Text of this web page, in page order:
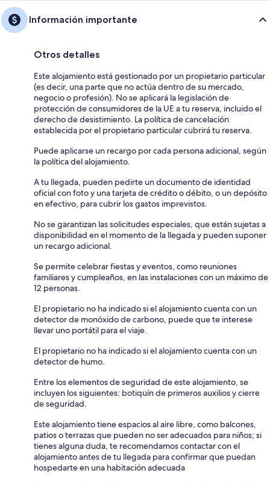
Información importante
Otros detalles
Este alojamiento está gestionado por un propietario particular
(es decir, una parte que no actúa dentro de su mercado,
negocio o profesión). No se aplicará la legislación de
protección de consumidores de la UE a tu reserva, incluido el
derecho de desistimiento. La política de cancelación
establecida por el propietario particular cubrirá tu reserva.
Puede aplicarse un recargo por cada persona adicional, según
la política del alojamiento.
A tu llegada, pueden pedirte un documento de identidad
oficial con foto y una tarjeta de crédito o débito, o un depósito
en efectivo, para cubrir los gastos imprevistos.
No se garantizan las solicitudes especiales, que están sujetas a
disponibilidad en el momento de la llegada y pueden suponer
un recargo adicional.
Se permite celebrar fiestas y eventos, como reuniones
familiares y cumpleaños, en las instalaciones con un máximo de
12 personas.
El propietario no ha indicado si el alojamiento cuenta con un
detector de monóxido de carbono, puede que te interese
llevar uno portátil para el viaje.
El propietario no ha indicado si el alojamiento cuenta con un
detector de humo.
Entre los elementos de seguridad de este alojamiento, se
incluyen los siguientes: botiquín de primeros auxilios y cierre
de seguridad.
Este alojamiento tiene espacios al aire libre, como balcones,
patios o terrazas que pueden no ser adecuados para niños; si
tienes alguna duda, te recomendamos contactar con el
alojamiento antes de tu llegada para confirmar que puedan
hospedarte en una habitación adecuada